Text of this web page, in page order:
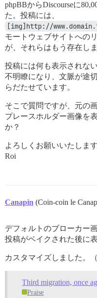
phpBBからDiscourseに
た。投稿には、
[img]http://
モートウェブサイトへの
が、それらはもう存在しま
投稿には何も表示されな
不明瞭になり、文脈が途
らだたせています。
そこで質問ですが、元の
プレースホルダー画像を
か？
よろしくお願いいたします
Roi
Canapin (Coin-coin le
デフォルトのブローカー
投稿がベイクされた後に
カスタマイズしました。
Praise